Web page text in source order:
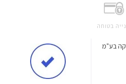
בטוחה
בע"מ